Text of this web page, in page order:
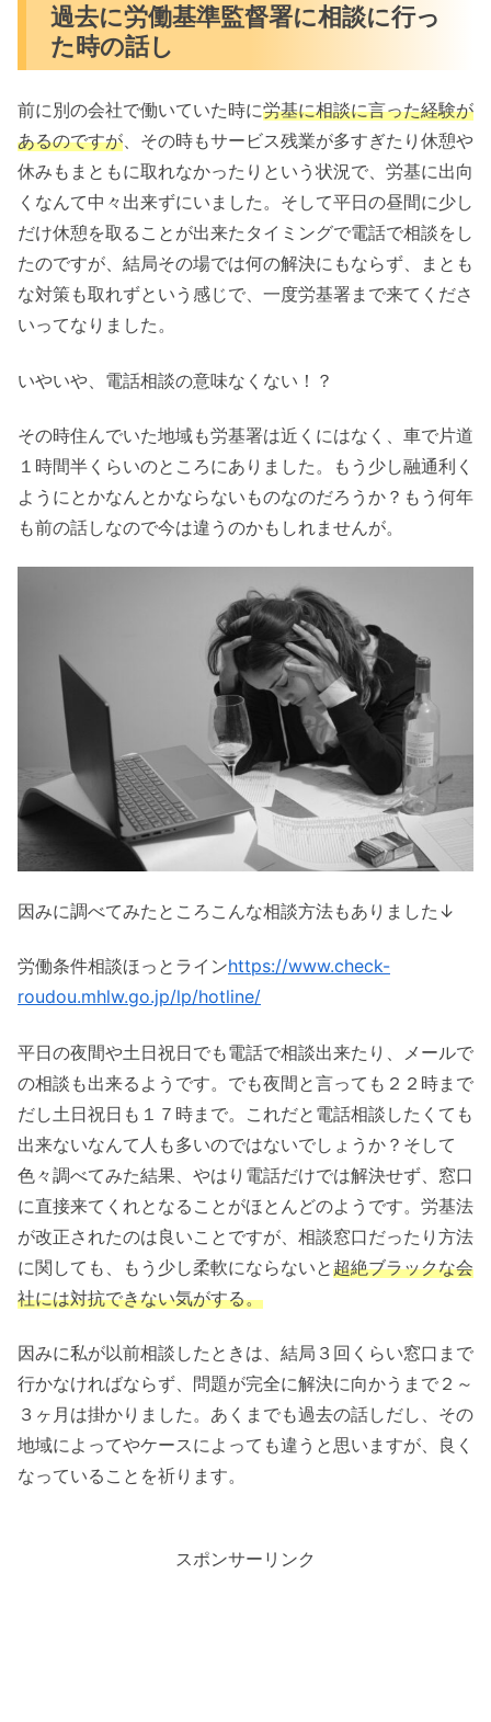
過去に労働基準監督署に相談に行っ
た時の話し
前に別の会社で働いていた時に労基に相談に言った経験が
あるのですが、その時もサービス残業が多すぎたり休憩や
休みもまともに取れなかったりという状況で、労基に出向
くなんて中々出来ずにいました。そして平日の昼間に少し
だけ休憩を取ることが出来たタイミングで電話で相談をし
たのですが、結局その場では何の解決にもならず、まとも
な対策も取れずという感じで、一度労基署まで来てくださ
いってなりました。
いやいや、電話相談の意味なくない！？
その時住んでいた地域も労基署は近くにはなく、車で片道
１時間半くらいのところにありました。もう少し融通利く
ようにとかなんとかならないものなのだろうか？もう何年
も前の話しなので今は違うのかもしれませんが。
因みに調べてみたところこんな相談方法もありました↓
労働条件相談ほっとラインhttps://www.check-
roudou.mhlw.go.jp/lp/hotline/
平日の夜間や土日祝日でも電話で相談出来たり、メールで
の相談も出来るようです。でも夜間と言っても２２時まで
だし土日祝日も１７時まで。これだと電話相談したくても
出来ないなんて人も多いのではないでしょうか？そして
色々調べてみた結果、やはり電話だけでは解決せず、窓口
に直接来てくれとなることがほとんどのようです。労基法
が改正されたのは良いことですが、相談窓口だったり方法
に関しても、もう少し柔軟にならないと超絶ブラックな会
社には対抗できない気がする。
因みに私が以前相談したときは、結局３回くらい窓口まで
行かなければならず、問題が完全に解決に向かうまで２～
３ヶ月は掛かりました。あくまでも過去の話しだし、その
地域によってやケースによっても違うと思いますが、良く
なっていることを祈ります。
スポンサーリンク